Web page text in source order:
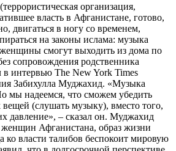
организация,
власть в Афганистане, готово,
двигаться в ногу со временем,
на законы ислама: музыка
женщины смогут выходить из дома по
сопровождения родственника
в интервью The New York Times
Забихулла Муджахид. «Музыка
мы надеемся, что сможем убедить
вещей (слушать музыку), вместо того,
давление», – сказал он. Муджахид
женщин Афганистана, образ жизни
ко власти талибов беспокоит мировую